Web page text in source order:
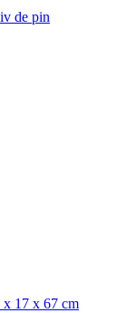
de pin
x 17 x 67 cm